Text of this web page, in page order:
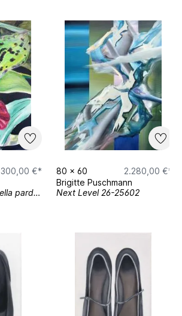
300,00 €*
Orchidee „Cymbidiella pardalina“
80 x 60
2.280,00 €*
Brigitte Puschmann
Next Level 26-25602